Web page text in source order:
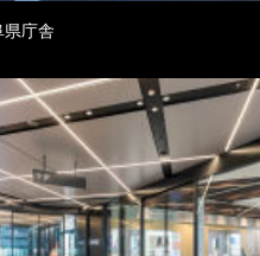
県庁舎